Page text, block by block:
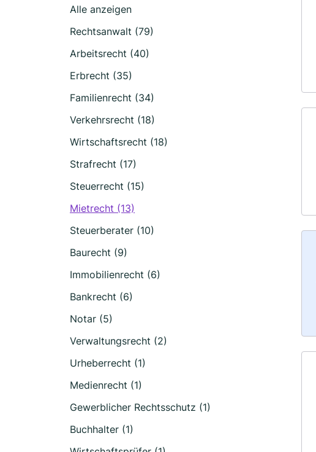
Alle anzeigen
Rechtsanwalt (79)
Arbeitsrecht (40)
Erbrecht (35)
Familienrecht (34)
Verkehrsrecht (18)
Wirtschaftsrecht (18)
Strafrecht (17)
Steuerrecht (15)
Mietrecht (13)
Steuerberater (10)
Baurecht (9)
Immobilienrecht (6)
Bankrecht (6)
Notar (5)
Verwaltungsrecht (2)
Urheberrecht (1)
Medienrecht (1)
Gewerblicher Rechtsschutz (1)
Buchhalter (1)